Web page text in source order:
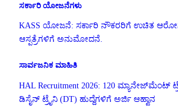
ಸರ್ಕಾರಿ ಯೋಜನೆಗಳು
KASS ಯೋಜನೆ: ಸರ್ಕಾರಿ ನೌಕರರಿಗೆ ಉಚಿತ
ಆಸ್ಪತ್ರೆಗಳಿಗೆ ಅನುಮೋದನೆ.
ಸಾರ್ವಜನಿಕ ಮಾಹಿತಿ
HAL Recruitment 2026: 120 ಮ್ಯಾನೇಜ್‌ಮೆಂಟ್
ಡಿಸೈನ್ ಟ್ರೈನಿ (DT) ಹುದ್ದೆಗಳಿಗೆ ಅರ್ಜಿ ಆಹ್ವಾನ